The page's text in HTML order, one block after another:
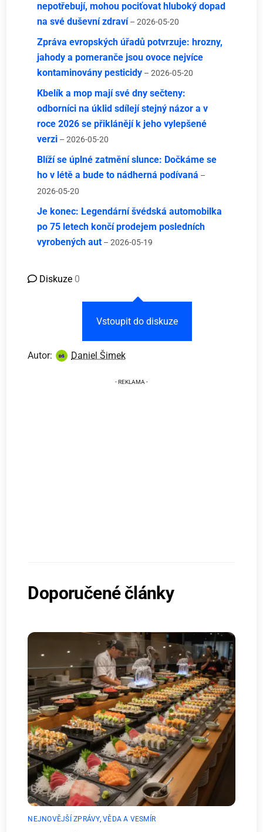
nepotřebují, mohou pociťovat hluboký dopad
na své duševní zdraví – 2026-05-20
Zpráva evropských úřadů potvrzuje: hrozny,
jahody a pomeranče jsou ovoce nejvíce
kontaminovány pesticidy – 2026-05-20
Kbelík a mop mají své dny sečteny:
odborníci na úklid sdílejí stejný názor a v
roce 2026 se přiklánějí k jeho vylepšené
verzi – 2026-05-20
Blíží se úplné zatmění slunce: Dočkáme se
ho v létě a bude to nádherná podívaná –
2026-05-20
Je konec: Legendární švédská automobilka
po 75 letech končí prodejem posledních
vyrobených aut – 2026-05-19
Diskuze 0
Vstoupit do diskuze
Autor: Daniel Šimek
Doporučené články
NEJNOVĚJŠÍ ZPRÁVY,VĚDA A VESMÍR